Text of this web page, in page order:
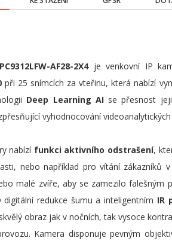
AF28-2X4je venkovní IP
při 25 snímcích za vteřinu, která nabízí
Deep Learning AI se přesnost
vyhodnocování
nabízí funkci aktivního odstrašení,
nebo například pro vítání zákazníků
malé zvíře, aby se zamezilo falešným
digitální redukce šumu a inteligentním IR
obraz jak v nočních, tak vysoce
Kamera disponuje pevným